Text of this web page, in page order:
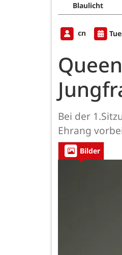
Blaulicht
cn
Bei der
Ehrang
Bilder